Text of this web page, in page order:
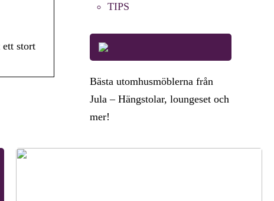
stort
TIPS
Bästa utomhusmöblerna från
Jula – Hängstolar, loungeset och
mer!